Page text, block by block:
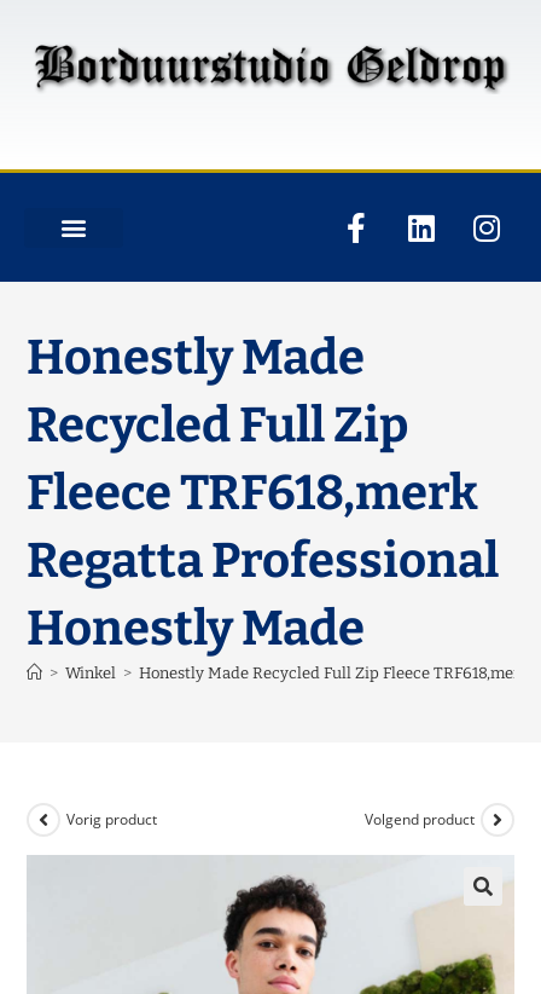
Honestly Made
Recycled Full Zip
Fleece TRF618,merk
Regatta Professional
Honestly Made
> Winkel > Honestly Made Recycled Full Zip Fleece TRF618,merk
Vorig product Volgend product